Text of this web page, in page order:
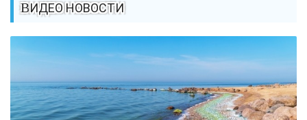
ВИДЕО НОВОСТИ